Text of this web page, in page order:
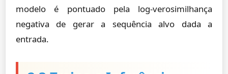
modelo é pontuado pela log-verosimilhança
negativa de gerar a sequência alvo dada a
entrada.